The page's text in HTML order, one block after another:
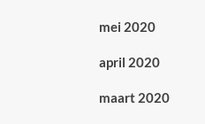
mei 2020
april 2020
maart 2020